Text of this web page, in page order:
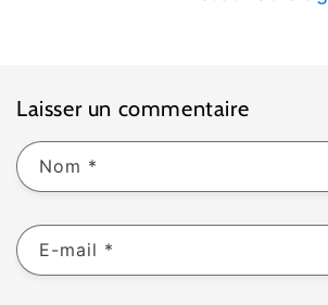
Laisser un commentaire
Nom *
E-mail *